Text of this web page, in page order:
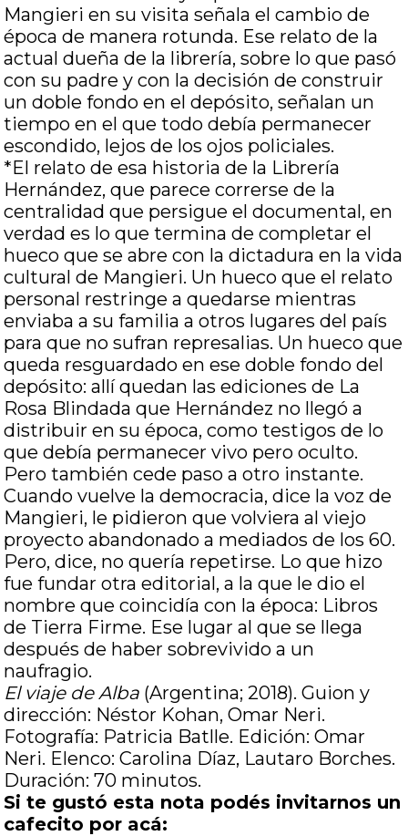
Mangieri en su visita señala el cambio de
época de manera rotunda. Ese relato de la
actual dueña de la librería, sobre lo que pasó
con su padre y con la decisión de construir
un doble fondo en el depósito, señalan un
tiempo en el que todo debía permanecer
escondido, lejos de los ojos policiales.
*El relato de esa historia de la Librería
Hernández, que parece correrse de la
centralidad que persigue el documental, en
verdad es lo que termina de completar el
hueco que se abre con la dictadura en la vida
cultural de Mangieri. Un hueco que el relato
personal restringe a quedarse mientras
enviaba a su familia a otros lugares del país
para que no sufran represalias. Un hueco que
queda resguardado en ese doble fondo del
depósito: allí quedan las ediciones de La
Rosa Blindada que Hernández no llegó a
distribuir en su época, como testigos de lo
que debía permanecer vivo pero oculto.
Pero también cede paso a otro instante.
Cuando vuelve la democracia, dice la voz de
Mangieri, le pidieron que volviera al viejo
proyecto abandonado a mediados de los 60.
Pero, dice, no quería repetirse. Lo que hizo
fue fundar otra editorial, a la que le dio el
nombre que coincidía con la época: Libros
de Tierra Firme. Ese lugar al que se llega
después de haber sobrevivido a un
naufragio.
El viaje de Alba (Argentina; 2018). Guion y
dirección: Néstor Kohan, Omar Neri.
Fotografía: Patricia Batlle. Edición: Omar
Neri. Elenco: Carolina Díaz, Lautaro Borches.
Duración: 70 minutos.
Si te gustó esta nota podés invitarnos un
cafecito por acá: